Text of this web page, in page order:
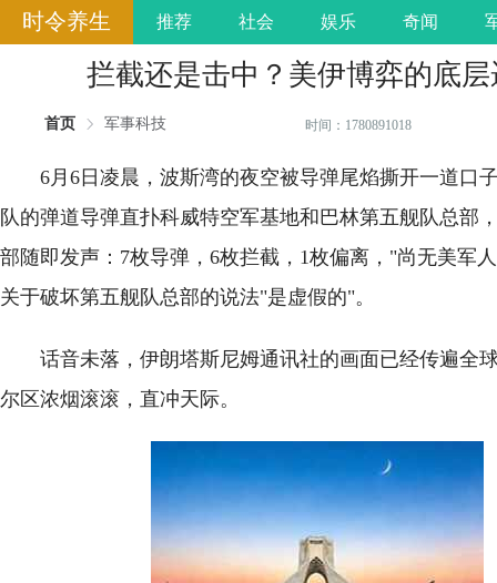
时令养生 推荐 社会 娱乐 奇闻
拦截还是击中？美伊博弈的底层
首页 军事科技 时间：1780891018
6月6日凌晨，波斯湾的夜空被导弹尾焰撕开一道口
队的弹道导弹直扑科威特空军基地和巴林第五舰队总部
部随即发声：7枚导弹，6枚拦截，1枚偏离，"尚无美军
关于破坏第五舰队总部的说法"是虚假的"。
话音未落，伊朗塔斯尼姆通讯社的画面已经传遍
尔区浓烟滚滚，直冲天际。